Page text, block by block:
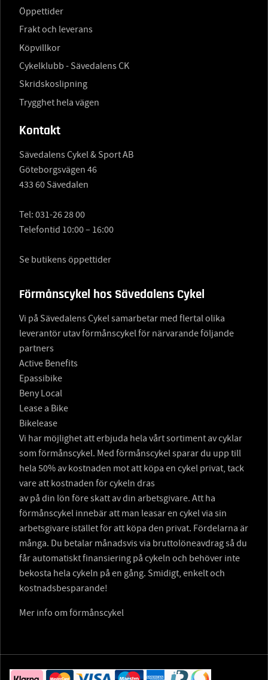
Öppettider
Frakt och leverans
Köpvillkor
Cykelklubb - Sävedalens CK
Skridskoslipning
Trygghet hela vägen
Kontakt
Sävedalens Cykel & Sport AB
Göteborgsvägen 46
433 60 Sävedalen
Tel: 031-26 28 00
Telefontid 10:00 – 16:00
Se butikens öppettider
Förmånscykel hos Sävedalens Cykel
Vi på Sävedalens Cykel samarbetar med flertal olika
leverantör utav förmånscykel för närvarande följande
partners
Active Benefits
Epassibike
Beny Local
Lease a Bike
Bikelease
Vi har möjlighet att erbjuda hela vårt sortiment av cyklar
som förmånscykel. Med förmånscykel sparar du upp till
hela 50% av kostnaden mot att köpa en cykel privat, tack
vare att kostnaden för cykeln dras
av på din lön före skatt av din arbetsgivare. Att ha
förmånscykel innebär att man leasar en cykel via sin
arbetsgivare istället för att köpa den privat. Fördelarna är
många. Du betalar månadsvis via bruttolöneavdrag så du
får automatiskt finansiering på cykeln och behöver inte
bekosta hela cykeln på en gång. Smidigt, enkelt och
kostnadsbesparande!
Mer info om förmånscykel